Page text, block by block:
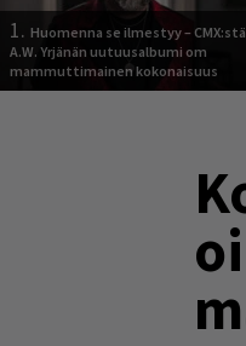
1. Huomenna se ilmestyy –
A.W. Yrjänän uutuusalbumi om
mammuttimainen kokonaisuus